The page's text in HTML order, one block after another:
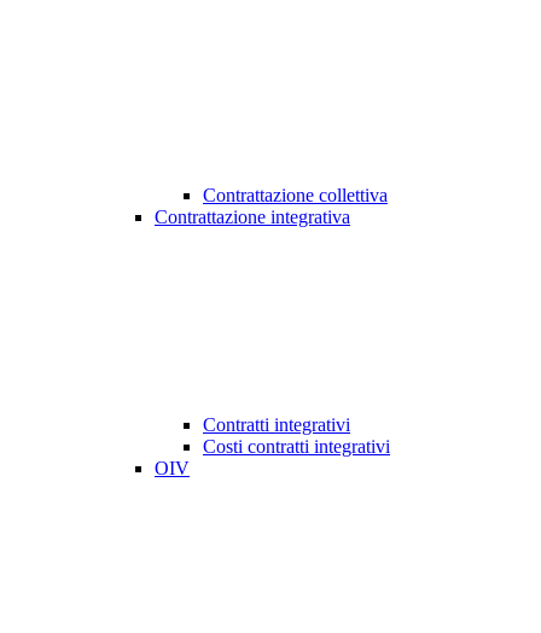
Contrattazione collettiva
Contrattazione integrativa
Contratti integrativi
Costi contratti integrativi
OIV